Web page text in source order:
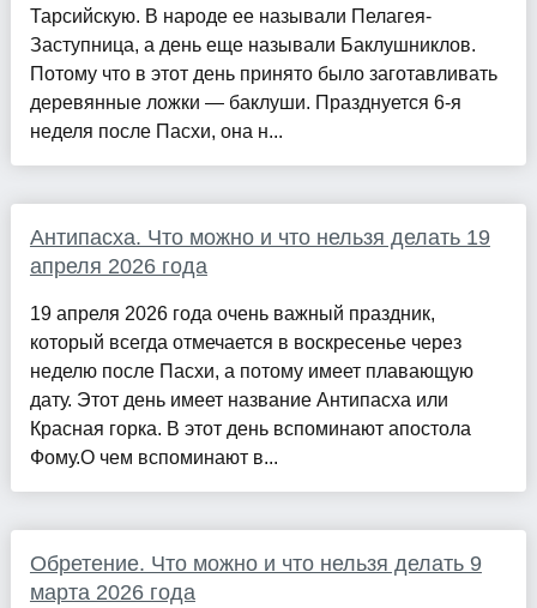
Тарсийскую. В народе ее называли Пелагея-
Заступница, а день еще называли Баклушниклов.
Потому что в этот день принято было заготавливать
деревянные ложки — баклуши. Празднуется 6-я
неделя после Пасхи, она н...
Антипасха. Что можно и что нельзя делать 19
апреля 2026 года
19 апреля 2026 года очень важный праздник,
который всегда отмечается в воскресенье через
неделю после Пасхи, а потому имеет плавающую
дату. Этот день имеет название Антипасха или
Красная горка. В этот день вспоминают апостола
Фому.О чем вспоминают в...
Обретение. Что можно и что нельзя делать 9
марта 2026 года